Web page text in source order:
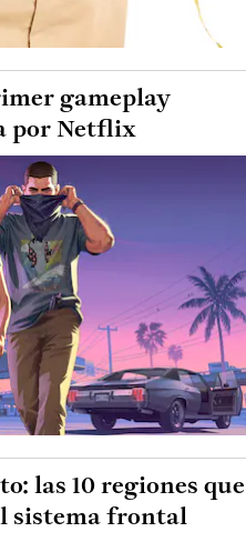
gameplay
por Netflix
las 10 regiones que
sistema frontal